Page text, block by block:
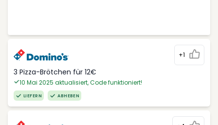
+1
3 Pizza-Brötchen für 12€
10 Mai 2025 aktualisiert, Code funktioniert!
LIEFERN ABHEBEN